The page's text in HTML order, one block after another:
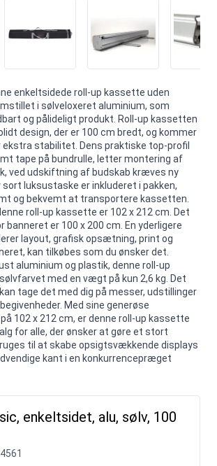
enkeltsidede roll-up kassette uden
i sølveloxeret aluminium, som
og pålideligt produkt. Roll-up kassetten
design, der er 100 cm bredt, og kommer
stabilitet. Dens praktiske top-profil
tape på bundrulle, letter montering af
ved udskiftning af budskab kræves ny
sort luksustaske er inkluderet i pakken,
og bekvemt at transportere kassetten.
roll-up kassette er 102 x 212 cm. Det
banneret er 100 x 200 cm. En yderligere
layout, grafisk opsætning, print og
kan tilkøbes som du ønsker det.
aluminium og plastik, denne roll-up
med en vægt på kun 2,6 kg. Det
tage det med dig på messer, udstillinger
Med sine generøse
102 x 212 cm, er denne roll-up kassette
for alle, der ønsker at gøre et stort
til at skabe opsigtsvækkende displays
kant i en konkurrencepræget
enkeltsidet, alu, sølv, 100
4561